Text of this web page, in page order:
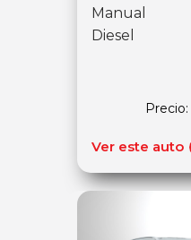
Manual
Diesel
Precio:
Ver este auto